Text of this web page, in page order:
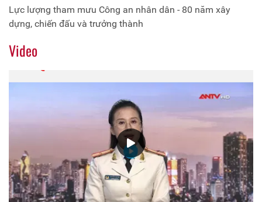
Lực lượng tham mưu Công an nhân dân - 80 năm xây
dựng, chiến đấu và trưởng thành
Video